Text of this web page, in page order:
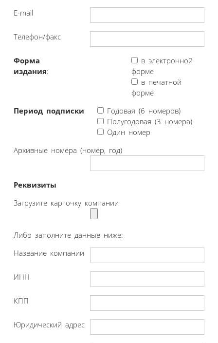
E-mail
Телефон/факс
Форма
издания:
в электронной
форме
в печатной
форме
Период подписки
Годовая (6 номеров)
Полугодовая (3 номера)
Один номер
Архивные номера (номер, год)
Реквизиты
Загрузите карточку компании
Либо заполните данные ниже:
Название компании
ИНН
КПП
Юридический адрес